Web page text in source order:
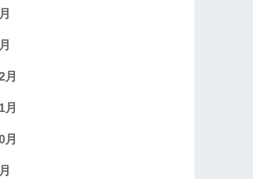
月
月
月